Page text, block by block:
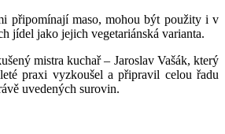
připomínají maso, mohou být použity i v
jídel jako jejich vegetariánská varianta.
mistra kuchař – Jaroslav Vašák, který
praxi vyzkoušel a připravil celou řadu
uvedených surovin.